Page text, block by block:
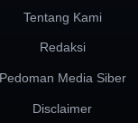
Tentang Kami
Redaksi
Pedoman Media Siber
Disclaimer